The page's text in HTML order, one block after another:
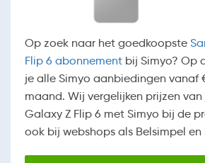
Op zoek naar het goedkoopste
Flip 6 abonnement bij Simyo? Op
je alle Simyo aanbiedingen vanaf
maand. Wij vergelijken prijzen van
Galaxy Z Flip 6 met Simyo bij de
ook bij webshops als Belsimpel en